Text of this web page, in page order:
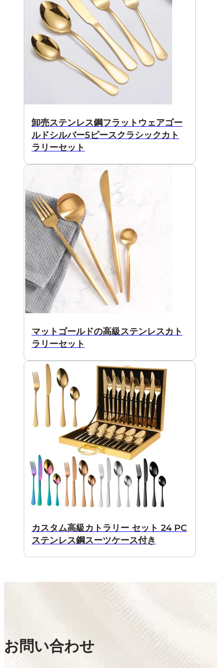
卸売ステンレス鋼フラットウェアゴー
ルドシルバー5ピースクラシックカト
ラリーセット
マットゴールドの高級ステンレスカト
ラリーセット
カスタム高級カトラリー セット 24 PC
ステンレス鋼スーツケース付き
お問い合わせ